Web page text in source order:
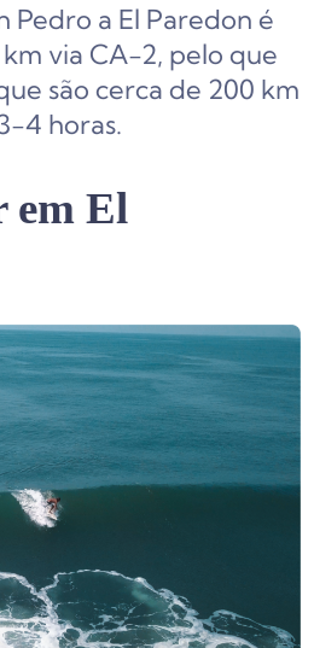
Pedro a El Paredon é
via CA-2, pelo que
são cerca de 200 km
4 horas.
em El